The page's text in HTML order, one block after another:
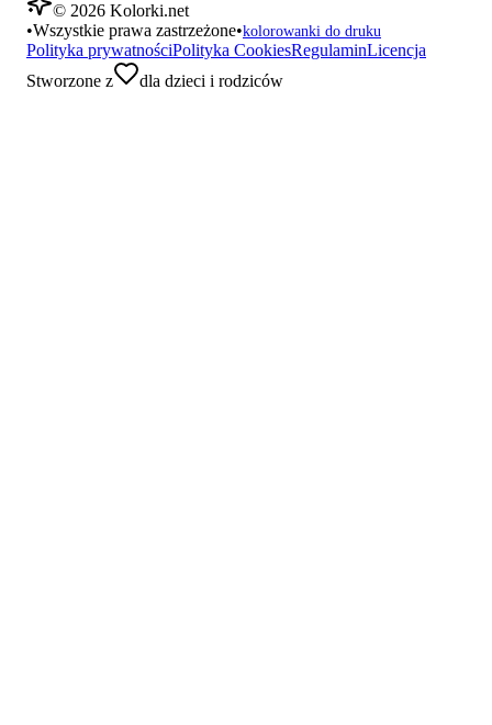
© 2026 Kolorki.net
•Wszystkie prawa zastrzeżone•kolorowanki do druku
Polityka prywatnościPolityka CookiesRegulaminLicencja
Stworzone z
dla dzieci i rodziców